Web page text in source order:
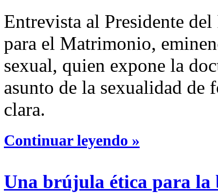
Entrevista al Presidente
para el Matrimonio,
sexual, quien expone la
asunto de la sexualidad de
clara.
Continuar leyendo »
Una brújula ética para la